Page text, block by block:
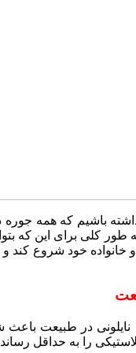
باشیم که همه جوره
طور کلی برای این که
و خانواده خود شروع
در طبیعت باعث
را به حداقل